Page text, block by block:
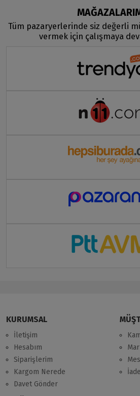
Tüm pazaryerlerinde siz değerli
vermek için çalışmaya
KURUMSAL
İletişim
Hesabım
Siparişlerim
Kargom Nerede
Davet Gönder